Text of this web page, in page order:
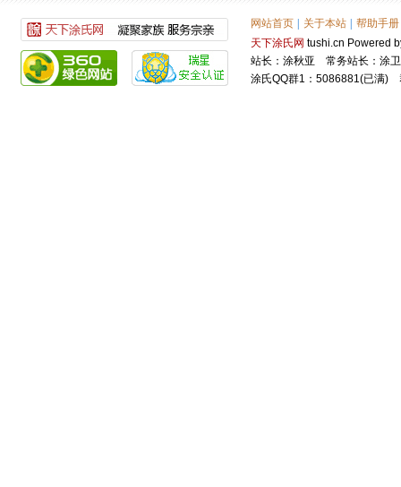
网站首页 关于本站
帮助手册
天下涂氏网 tushi.cn Powered
站长：涂秋亚 常务站长：涂
涂氏QQ群1：5086881(已满)